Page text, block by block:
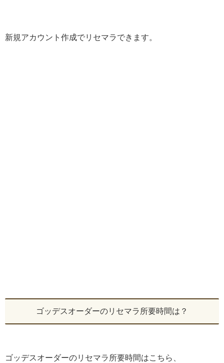
新規アカウント作成でリセマラできます。
ゴッデスオーダーのリセマラ所要時間は？
ゴッデスオーダーのリセマラ所要時間はこちら、